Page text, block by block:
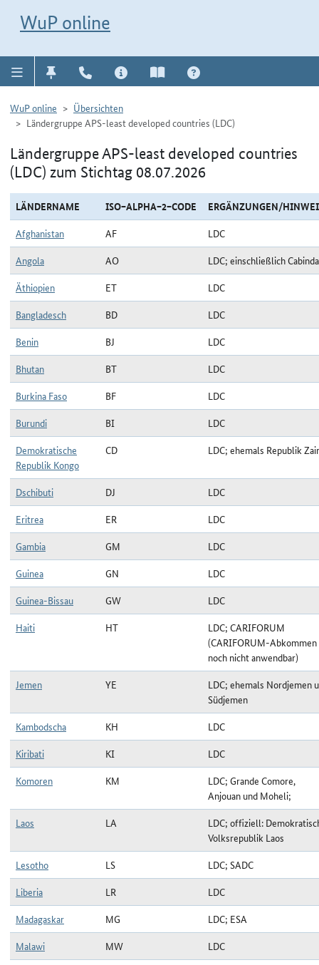
WuP online
WuP online
Übersichten
Ländergruppe APS-least developed countries (LDC)
Ländergruppe APS-least developed countries
(LDC) zum Stichtag 08.07.2026
LÄNDERNAME ISO−ALPHA−2−CODE
ERGÄNZUNGEN/
Afghanistan
AF
LDC
Angola
AO
LDC; einschließlich Cabinda
Äthiopien
ET
LDC
Bangladesch
BD
LDC
Benin
BJ
LDC
Bhutan
BT
LDC
Burkina Faso
BF
LDC
Burundi
BI
LDC
Demokratische
Republik Kongo
CD LDC; ehemals Republik
Dschibuti DJ
LDC
Eritrea
ER
LDC
Gambia
GM
LDC
Guinea
GN
LDC
Guinea-Bissau
GW
LDC
Haiti
HT
LDC; CARIFORUM
(CARIFORUM-Abkommen
noch nicht anwendbar)
Jemen
YE
LDC; ehemals Nordjemen
Südjemen
Kambodscha
KH
LDC
Kiribati
KI
LDC
Komoren
KM
LDC; Grande Comore,
Anjouan und Moheli;
Laos
LA
LDC; offiziell:
Volksrepublik Laos
Lesotho
LS
LDC; SADC
Liberia
LR
LDC
Madagaskar
MG
LDC; ESA
Malawi
MW
LDC